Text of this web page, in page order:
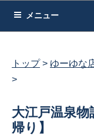
メニュー
トップ ゆーゆな
大江戸温泉
帰り】